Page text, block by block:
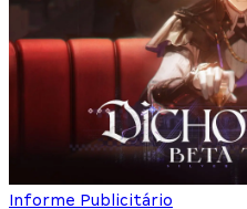
Informe Publicitário